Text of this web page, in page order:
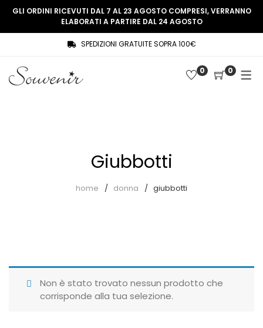
SHOP
Souvenir Privée
Giubbotti
COLLEZIONE
THREE WOMEN, ONE MEMORY
GLI ORDINI RICEVUTI DAL 7 AL 23 AGOSTO COMPRESI, VERRANNO
ELABORATI A PARTIRE DAL 24 AGOSTO
SPEDIZIONI GRATUITE SOPRA 100€
0 0
Giubbotti
home donna giubbotti
Non è stato trovato nessun prodotto che
corrisponde alla tua selezione.